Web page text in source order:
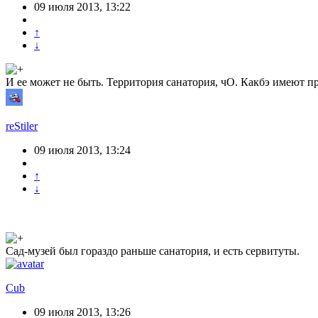
09 июля 2013, 13:22
↑
↓
И ее может не быть. Территория санатория, чО. Какбэ имеют
reStiler
09 июля 2013, 13:24
↑
↓
Сад-музей был гораздо раньше санатория, и есть сервитуты.
Cub
09 июля 2013, 13:26